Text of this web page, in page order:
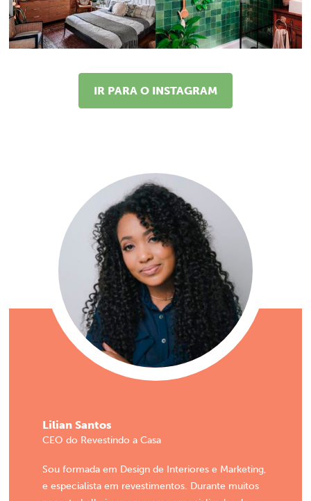
IR PARA O INSTAGRAM
Lilian Santos
CEO do Revestindo a Casa
Sou formada em Design de Interiores e Marketing,
e especialista em revestimentos. Durante muitos